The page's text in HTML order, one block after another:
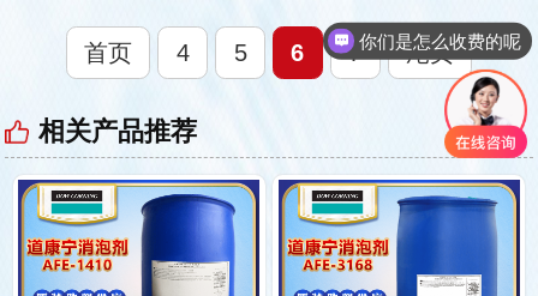
和防...
首页 4 5 6 7 尾页
相关产品推荐
你们是怎么收费的呢